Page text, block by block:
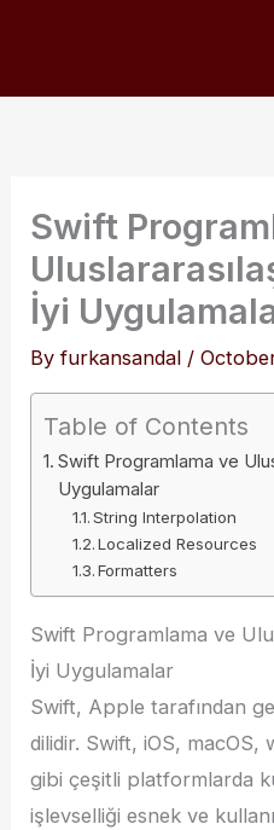
Swift
İyi
Byfurkansandal /
Table of Contents
Swift Programlama ve
Uygulamalar
String Interpolation
Localized Resources
Formatters
Swift Programlama ve
İyi Uygulamalar
Swift, Apple tarafından
dilidir. Swift, iOS, macOS,
gibi çeşitli platformlarda
işlevselliği esnek ve